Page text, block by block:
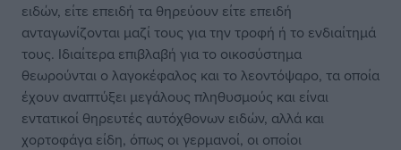
ειδών, είτε επειδή τα θηρεύουν είτε επειδή
ανταγωνίζονται μαζί τους για την τροφή ή το ενδιαίτημά
τους. Ιδιαίτερα επιβλαβή για το οικοσύστημα
θεωρούνται ο λαγοκέφαλος και το λεοντόψαρο, τα οποία
έχουν αναπτύξει μεγάλους πληθυσμούς και είναι
εντατικοί θηρευτές αυτόχθονων ειδών, αλλά και
χορτοφάγα είδη, όπως οι γερμανοί, οι οποίοι